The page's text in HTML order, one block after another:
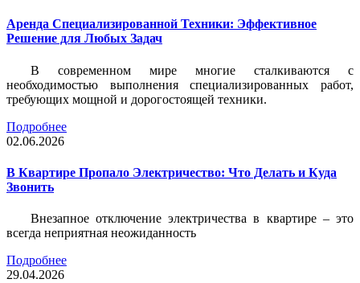
Аренда Специализированной Техники: Эффективное
Решение для Любых Задач
В современном мире многие сталкиваются с
необходимостью выполнения специализированных работ,
требующих мощной и дорогостоящей техники.
Подробнее
02.06.2026
В Квартире Пропало Электричество: Что Делать и Куда
Звонить
Внезапное отключение электричества в квартире – это
всегда неприятная неожиданность
Подробнее
29.04.2026